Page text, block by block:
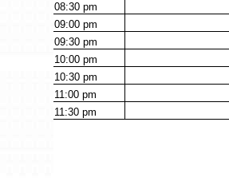
08:30pm
09:00pm
09:30pm
10:00pm
10:30pm
11:00pm
11:30pm